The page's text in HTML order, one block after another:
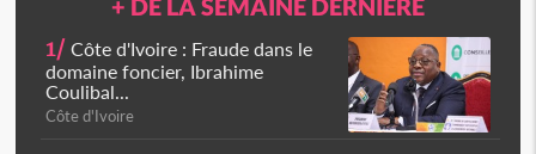
+ DE LA SEMAINE DERNIÈRE
1/ Côte d'Ivoire : Fraude dans le
domaine foncier, Ibrahime
Coulibal...
Côte d'Ivoire